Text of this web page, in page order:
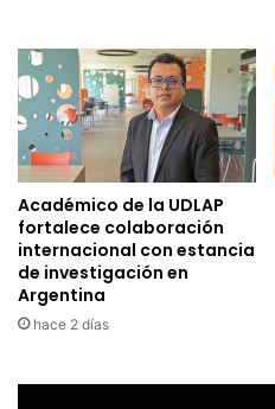
Académico de la UDLAP
fortalece colaboración
internacional con estancia
de investigación en
Argentina
hace 2 días